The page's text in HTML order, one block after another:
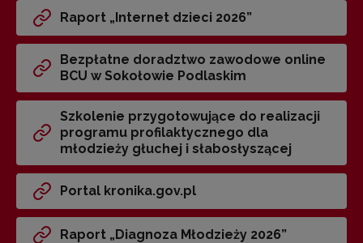
Raport „Internet dzieci 2026”
Bezpłatne doradztwo zawodowe online
BCU w Sokołowie Podlaskim
Szkolenie przygotowujące do realizacji
programu profilaktycznego dla
młodzieży głuchej i słabosłyszącej
Portal kronika.gov.pl
Raport „Diagnoza Młodzieży 2026”